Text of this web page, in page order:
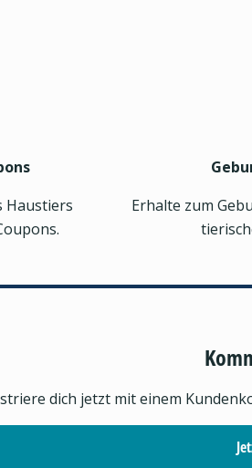
Haustiers
Erhalte zum
dich jetzt mit einem